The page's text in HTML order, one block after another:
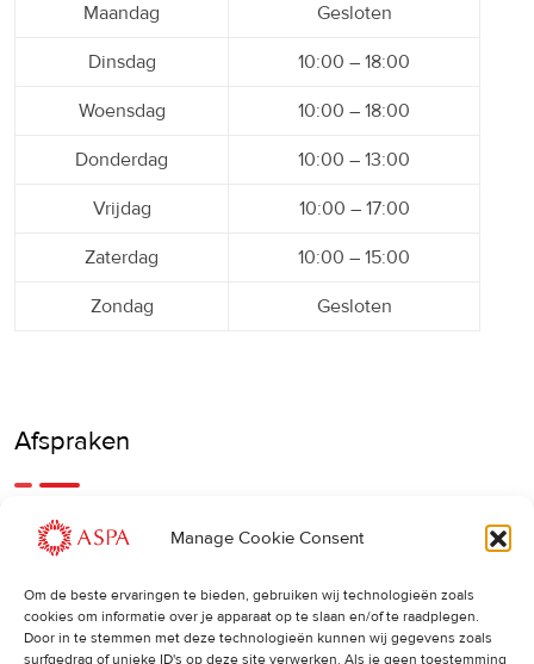
Manage Cookie Consent
Om de beste ervaringen te bieden, gebruiken wij technologieën zoals
cookies om informatie over je apparaat op te slaan en/of te raadplegen.
Door in te stemmen met deze technologieën kunnen wij gegevens zoals
surfgedrag of unieke ID's op deze site verwerken. Als je geen toestemming
Maandag Gesloten
Dinsdag 10:00 – 18:00
Woensdag 10:00 – 18:00
Donderdag 10:00 – 13:00
Vrijdag 10:00 – 17:00
Zaterdag 10:00 – 15:00
Zondag Gesloten
Afspraken
Een eerdere of latere afspraak is ook mogelijk, bel ons
Cancellations: